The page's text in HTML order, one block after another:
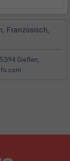
Französisch,
Gießen,